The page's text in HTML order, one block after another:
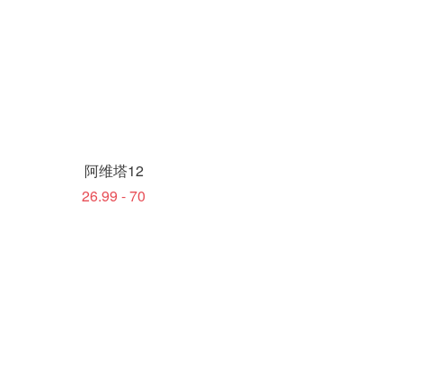
阿维塔12
26.99 - 70